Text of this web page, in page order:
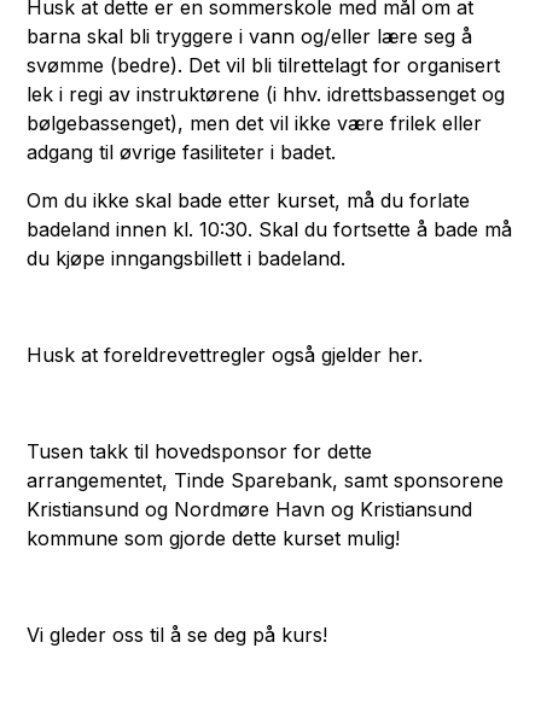
Husk at dette er en sommerskole med mål om at
barna skal bli tryggere i vann og/eller lære seg å
svømme (bedre). Det vil bli tilrettelagt for organisert
lek i regi av instruktørene (i hhv. idrettsbassenget og
bølgebassenget), men det vil ikke være frilek eller
adgang til øvrige fasiliteter i badet.
Om du ikke skal bade etter kurset, må du forlate
badeland innen kl. 10:30. Skal du fortsette å bade må
du kjøpe inngangsbillett i badeland.
Husk at foreldrevettregler også gjelder her.
Tusen takk til hovedsponsor for dette
arrangementet, Tinde Sparebank, samt sponsorene
Kristiansund og Nordmøre Havn og Kristiansund
kommune som gjorde dette kurset mulig!
Vi gleder oss til å se deg på kurs!